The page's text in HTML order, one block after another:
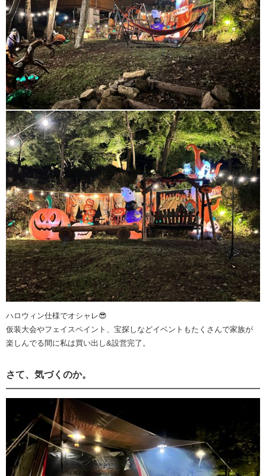
ハロウィン仕様でオシャレ😎
仮装大会やフェイスペイント、宝探しなどイベントもたくさんで家族が
楽しんでる間に私は買い出し&設営完了。
さて、気づくのか。